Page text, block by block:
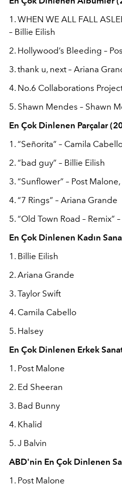
1. WHEN WE ALL FALL
– Billie Eilish
2. Hollywood’s Bleeding –
3. thank u, next – Ariana
4. No.6 Collaborations
5. Shawn Mendes – Shawn
En Çok Dinlenen Parçalar
1. “Señorita” – Camila
2. “bad guy” – Billie Eilish
3. “Sunflower” – Post
4. “7 Rings” – Ariana Grande
5. “Old Town Road – Remix”
En Çok Dinlenen Kadın
1. Billie Eilish
2. Ariana Grande
3. Taylor Swift
4. Camila Cabello
5. Halsey
En Çok Dinlenen Erkek
1. Post Malone
2. Ed Sheeran
3. Bad Bunny
4. Khalid
5. J Balvin
ABD'nin En Çok Dinlenen
1. Post Malone